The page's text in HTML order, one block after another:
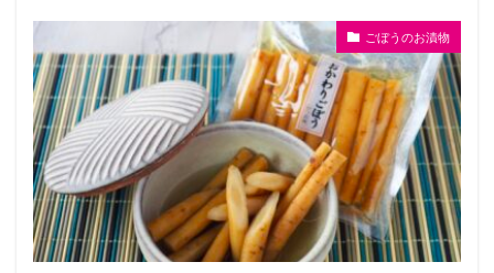
ごぼうのお漬物